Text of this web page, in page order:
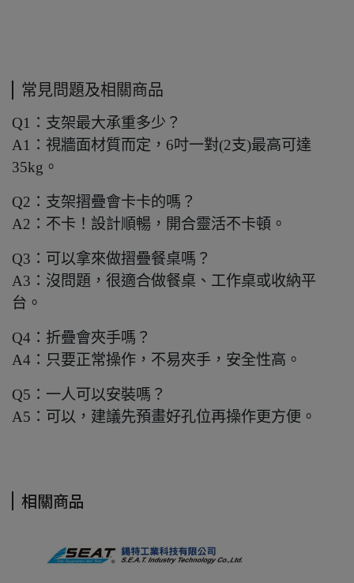
常見問題及相關商品
Q1：支架最大承重多少？
A1：視牆面材質而定，6吋一對(2支)最高可達
35kg。
Q2：支架摺疊會卡卡的嗎？
A2：不卡！設計順暢，開合靈活不卡頓。
Q3：可以拿來做摺疊餐桌嗎？
A3：沒問題，很適合做餐桌、工作桌或收納平
台。
Q4：折疊會夾手嗎？
A4：只要正常操作，不易夾手，安全性高。
Q5：一人可以安裝嗎？
A5：可以，建議先預畫好孔位再操作更方便。
相關商品